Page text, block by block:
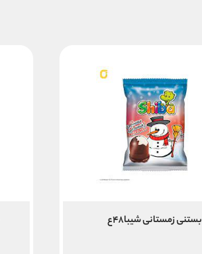
بستنی زمستانی شیبا۴۸ع